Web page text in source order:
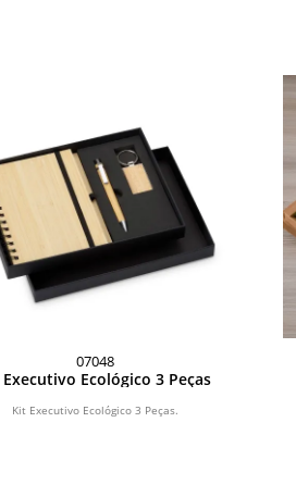
07048
Ecológico 3 Peças
Kit Executivo Ecológico 3 Peças.